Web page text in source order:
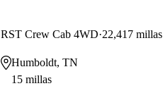
RST Crew Cab 4WD 22,417 millas
Humboldt, TN
15 millas